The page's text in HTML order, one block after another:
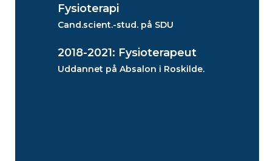
Fysioterapi
Cand.scient.-stud. på SDU
2018-2021: Fysioterapeut
Uddannet på Absalon i Roskilde.